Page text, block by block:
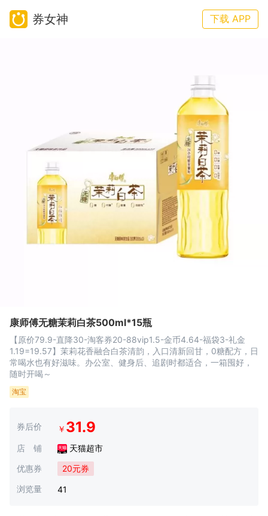
券女神 下载 APP
康师傅无糖茉莉白茶500ml*15瓶
【原价79.9-直降30-淘客券20-88vip1.5-金币4.64-福袋3-礼金
1.19=19.57】茉莉花香融合白茶清韵，入口清新回甘，0糖配方，日
常喝水也有好滋味。办公室、健身后、追剧时都适合，一箱囤好，
随时开喝～
淘宝
券后价 ￥ 31.9
店 铺
天猫超市
优惠券
20元券
浏览量
41